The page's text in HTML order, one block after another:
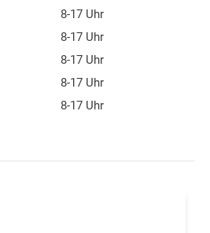
8-17 Uhr
8-17 Uhr
8-17 Uhr
8-17 Uhr
8-17 Uhr